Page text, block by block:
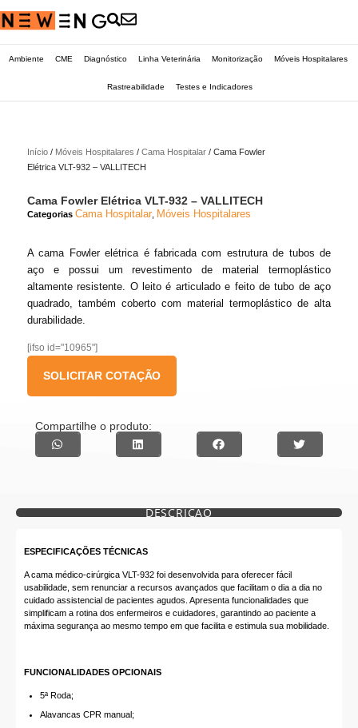
Ambiente CME Diagnóstico Linha Veterinária Monitorização Móveis Hospitalares
Rastreabilidade Testes e Indicadores
Início / Móveis Hospitalares / Cama Hospitalar / Cama Fowler
Elétrica VLT-932 – VALLITECH
Cama Fowler Elétrica VLT-932 – VALLITECH
Categorias Cama Hospitalar Móveis Hospitalares
A cama Fowler elétrica é fabricada com estrutura de tubos de
aço e possui um revestimento de material termoplástico
altamente resistente. O leito é articulado e feito de tubo de aço
quadrado, também coberto com material termoplástico de alta
durabilidade.
[ifso id="10965"]
SOLICITAR COTAÇÃO
Compartilhe o produto:
DESCRIÇÃO
ESPECIFICAÇÕES TÉCNICAS
A cama médico-cirúrgica VLT-932 foi desenvolvida para oferecer fácil
usabilidade, sem renunciar a recursos avançados que facilitam o dia a dia no
cuidado assistencial de pacientes agudos. Apresenta funcionalidades que
simplificam a rotina dos enfermeiros e cuidadores, garantindo ao paciente a
máxima segurança ao mesmo tempo em que facilita e estimula sua mobilidade.
FUNCIONALIDADES OPCIONAIS
5ª Roda;
Alavancas CPR manual;